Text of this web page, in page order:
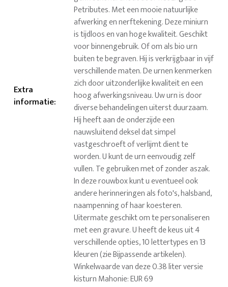
Extra
informatie:
Petributes. Met een mooie natuurlijke
afwerking en nerftekening. Deze miniurn
is tijdloos en van hoge kwaliteit. Geschikt
voor binnengebruik. Of om als bio urn
buiten te begraven. Hij is verkrijgbaar in vijf
verschillende maten. De urnen kenmerken
zich door uitzonderlijke kwaliteit en een
hoog afwerkingsniveau. Uw urn is door
diverse behandelingen uiterst duurzaam.
Hij heeft aan de onderzijde een
nauwsluitend deksel dat simpel
vastgeschroeft of verlijmt dient te
worden. U kunt de urn eenvoudig zelf
vullen. Te gebruiken met of zonder aszak.
In deze rouwbox kunt u eventueel ook
andere herinneringen als foto's, halsband,
naampenning of haar koesteren.
Uitermate geschikt om te personaliseren
met een gravure. U heeft de keus uit 4
verschillende opties, 10 lettertypes en 13
kleuren (zie Bijpassende artikelen).
Winkelwaarde van deze 0.38 liter versie
kisturn Mahonie: EUR 69